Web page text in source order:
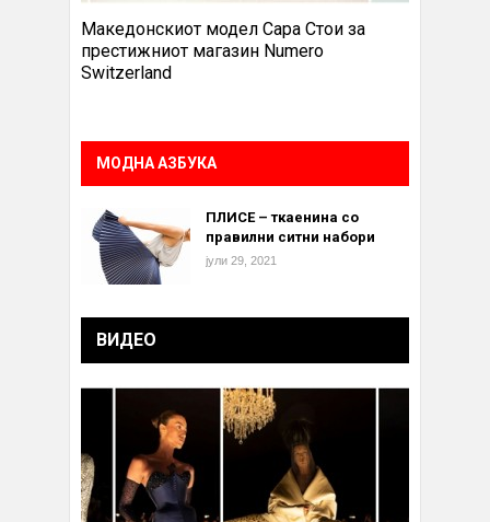
Македонскиот модел Сара Стои за
престижниот магазин Numero
Switzerland
МОДНА АЗБУКА
ПЛИСЕ – ткаенина со
правилни ситни набори
јули 29, 2021
ВИДЕО